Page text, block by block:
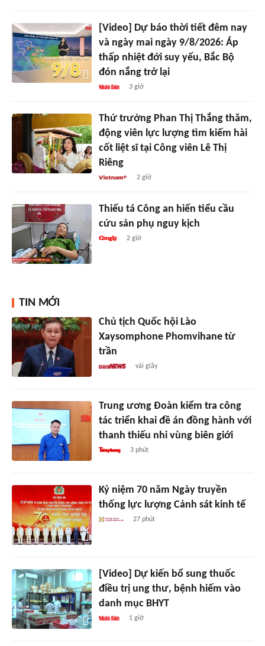
[Video] Dự báo thời tiết đêm nay
và ngày mai ngày 9/8/2026: Áp
thấp nhiệt đới suy yếu, Bắc Bộ
đón nắng trở lại
3 giờ
Thứ trưởng Phan Thị Thắng thăm,
động viên lực lượng tìm kiếm hài
cốt liệt sĩ tại Công viên Lê Thị
Riêng
2 giờ
Thiếu tá Công an hiến tiểu cầu
cứu sản phụ nguy kịch
2 giờ
TIN MỚI
Chủ tịch Quốc hội Lào
Xaysomphone Phomvihane từ
trần
vài giây
Trung ương Đoàn kiểm tra công
tác triển khai đề án đồng hành với
thanh thiếu nhi vùng biên giới
3 phút
Kỷ niệm 70 năm Ngày truyền
thống lực lượng Cảnh sát kinh tế
27 phút
[Video] Dự kiến bổ sung thuốc
điều trị ung thư, bệnh hiếm vào
danh mục BHYT
1 giờ